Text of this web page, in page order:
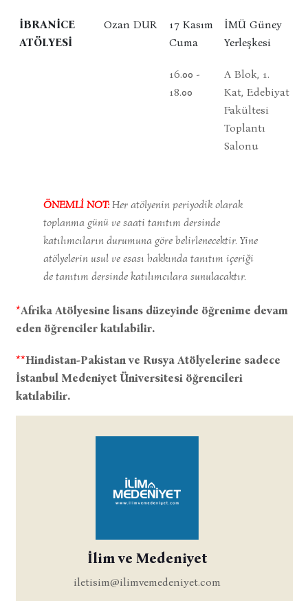
İBRANİCE
ATÖLYESİ
Ozan DUR
17 Kasım
Cuma
16.00 -
18.00
İMÜ Güney
Yerleşkesi
A Blok, 1.
Kat, Edebiyat
Fakültesi
Toplantı
Salonu
ÖNEMLİ NOT: Her atölyenin periyodik olarak
toplanma günü ve saati tanıtım dersinde
katılımcıların durumuna göre belirlenecektir. Yine
atölyelerin usul ve esası hakkında tanıtım içeriği
de tanıtım dersinde katılımcılara sunulacaktır.
*Afrika Atölyesine lisans düzeyinde öğrenime devam
eden öğrenciler katılabilir.
**Hindistan-Pakistan ve Rusya Atölyelerine sadece
İstanbul Medeniyet Üniversitesi öğrencileri
katılabilir.
İlim ve Medeniyet
iletisim@ilimvemedeniyet.com